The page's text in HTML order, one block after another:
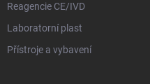
Reagencie CE/IVD
Laboratorní plast
Přístroje a vybavení